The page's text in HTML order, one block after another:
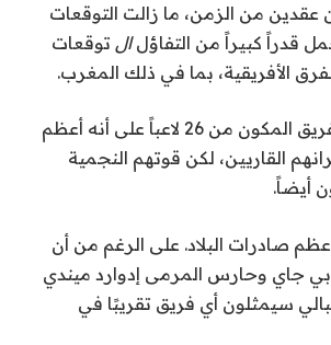
عقدين من الزمن، ما زالت التوقعات
قدراً كبيراً من التفاؤلال توقعات
الأفريقية، بما في ذلك المغرب.
ويُنظر إلى عمق الفريق المكون من 26 لاعباً على أنه أعظم
القاريين، لكن قوتهم النجمية
أيضاً.
صادرات البلاد. على الرغم من أن
جاي وحارس المرمى إدوارد ميندي
سيمثلون أي فريق تقريبًا في